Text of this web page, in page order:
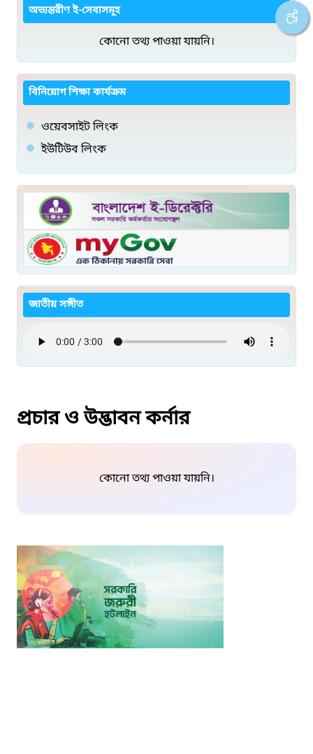
অভ্যন্তরীণ ই-সেবাসমূহ
কোনো তথ্য পাওয়া যায়নি।
বিনিয়োগ শিক্ষা কার্যক্রম
ওয়েবসাইট লিংক
ইউটিউব লিংক
জাতীয় সঙ্গীত
প্রচার ও উদ্ভাবন কর্নার
কোনো তথ্য পাওয়া যায়নি।